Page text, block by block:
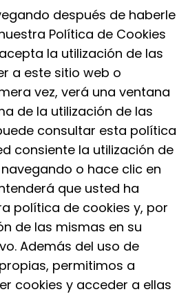
después de haberle
Política de Cookies
la utilización de las
a este sitio web o
vez, verá una ventana
de la utilización de las
consultar esta política
consiente la utilización de
o hace clic en
que usted ha
política de cookies y, por
de las mismas en su
Además del uso de
permitimos a
cookies y acceder a ellas